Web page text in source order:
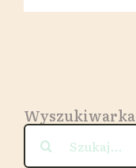
Wyszukiwarka